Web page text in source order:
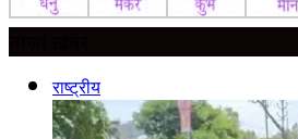
राष्ट्रीय